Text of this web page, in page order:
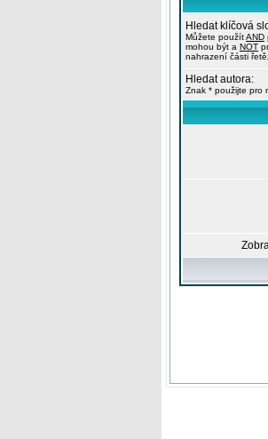
Hledat klíčová
Můžete použítAND
mohou být a NOT
nahrazení části
Hledat autora:
Znak * použijte pro